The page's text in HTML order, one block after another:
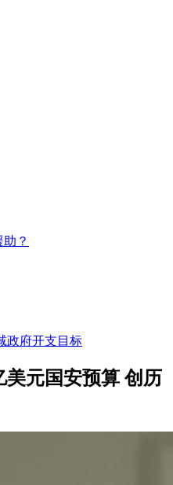
？
政府开支目标
美元国安预算 创历